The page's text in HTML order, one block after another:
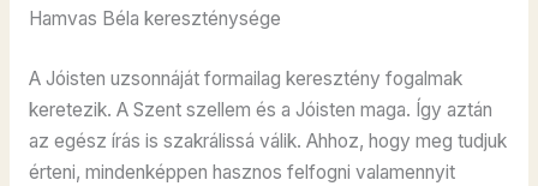
Hamvas Béla kereszténysége
A Jóisten uzsonnáját formailag keresztény fogalmak
keretezik. A Szent szellem és a Jóisten maga. Így aztán
az egész írás is szakrálissá válik. Ahhoz, hogy meg tudjuk
érteni, mindenképpen hasznos felfogni valamennyit